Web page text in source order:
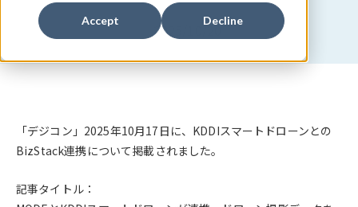
Accept Decline
2025/10/20
「デジコン」2025年10月17日に、KDDIスマートドローンとの
BizStack連携について掲載されました。
記事タイトル：